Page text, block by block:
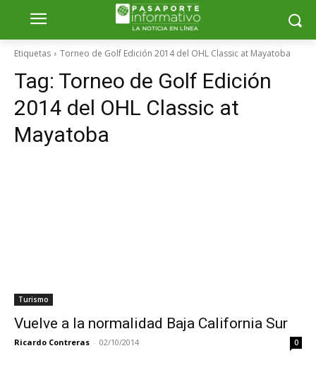
Etiquetas Torneo de Golf Edición 2014 del OHL Classic at Mayatoba
Tag: Torneo de Golf Edición
2014 del OHL Classic at
Mayatoba
Turismo
Vuelve a la normalidad Baja California Sur
Ricardo Contreras - 02/10/2014 0